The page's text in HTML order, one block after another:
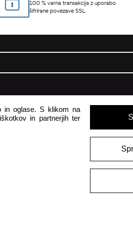
100 % varna transakcija z uporabo
šifrirane povezave SSL.
Pon - Pet
8:00 - 16:00
+386 25 371 454
in oglase. S klikom na
in partnerjih ter